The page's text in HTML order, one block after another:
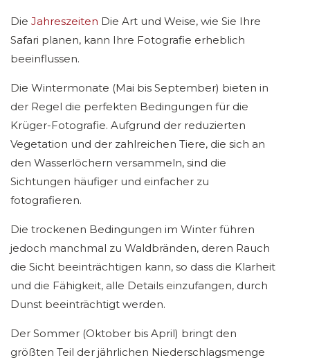
Die Jahreszeiten Die Art und Weise, wie Sie Ihre
Safari planen, kann Ihre Fotografie erheblich
beeinflussen.
Die Wintermonate (Mai bis September) bieten in
der Regel die perfekten Bedingungen für die
Krüger-Fotografie. Aufgrund der reduzierten
Vegetation und der zahlreichen Tiere, die sich an
den Wasserlöchern versammeln, sind die
Sichtungen häufiger und einfacher zu
fotografieren.
Die trockenen Bedingungen im Winter führen
jedoch manchmal zu Waldbränden, deren Rauch
die Sicht beeinträchtigen kann, so dass die Klarheit
und die Fähigkeit, alle Details einzufangen, durch
Dunst beeinträchtigt werden.
Der Sommer (Oktober bis April) bringt den
größten Teil der jährlichen Niederschlagsmenge